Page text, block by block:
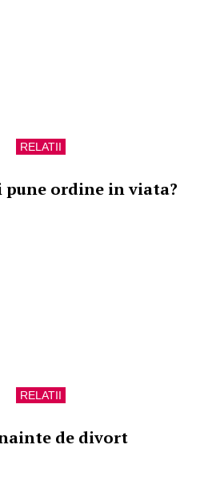
RELATII
ordine in viata?
RELATII
de divort